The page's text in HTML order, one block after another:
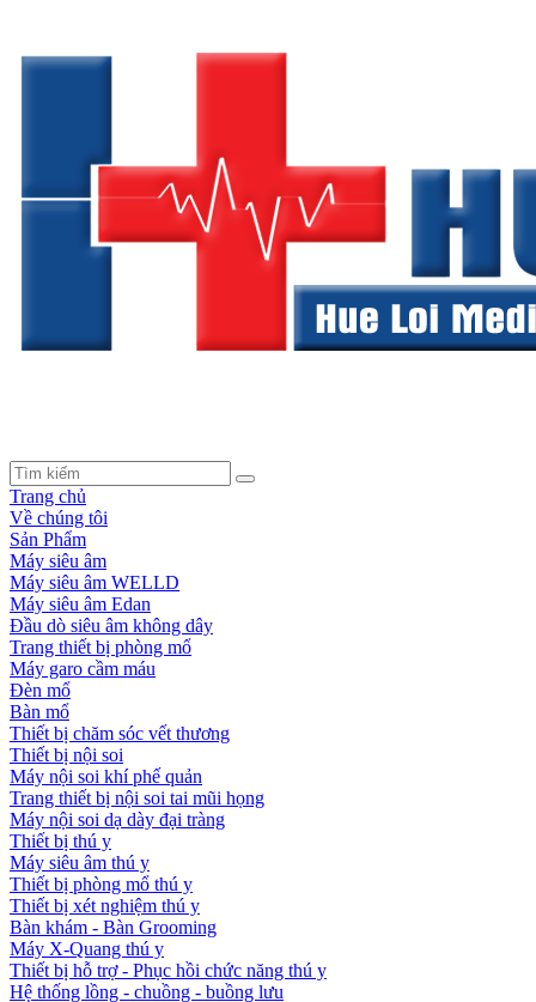
Trang chủ
Về chúng tôi
Sản Phẩm
Máy siêu âm
Máy siêu âm WELLD
Máy siêu âm Edan
Đầu dò siêu âm không dây
Trang thiết bị phòng mổ
Máy garo cầm máu
Đèn mổ
Bàn mổ
Thiết bị chăm sóc vết thương
Thiết bị nội soi
Máy nội soi khí phế quản
Trang thiết bị nội soi tai mũi họng
Máy nội soi dạ dày đại tràng
Thiết bị thú y
Máy siêu âm thú y
Thiết bị phòng mổ thú y
Thiết bị xét nghiệm thú y
Bàn khám - Bàn Grooming
Máy X-Quang thú y
Thiết bị hỗ trợ - Phục hồi chức năng thú y
Hệ thống lồng - chuồng - buồng lưu